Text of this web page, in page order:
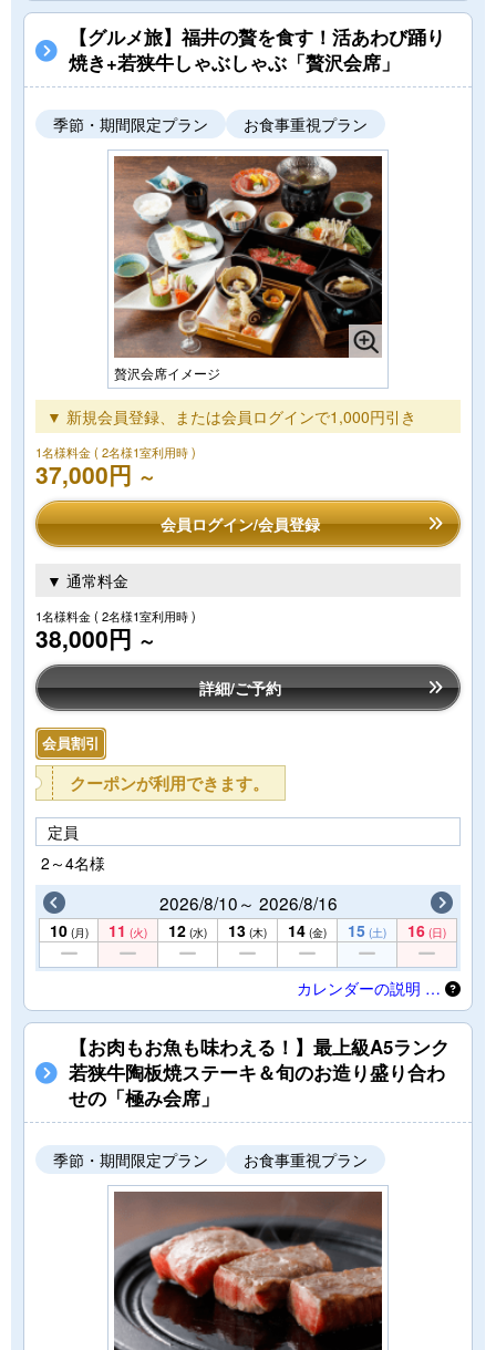
【グルメ旅】福井の贅を食す！活あわび踊り
焼き+若狭牛しゃぶしゃぶ「贅沢会席」
季節・期間限定プラン お食事重視プラン
贅沢会席イメージ
▼ 新規会員登録、または会員ログインで1,000円引き
1名様料金( 2名様1室利用時 )
37,000円 ～
会員ログイン/会員登録
▼ 通常料金
1名様料金( 2名様1室利用時 )
38,000円 ～
詳細/ご予約
会員割引
クーポンが利用できます。
定員
2～4名様
2026/8/10～ 2026/8/16
10 (月) 11 (火) 12 (水) 13 (木) 14 (金) 15 (土) 16 (日)
カレンダーの説明 …
【お肉もお魚も味わえる！】最上級A5ランク
若狭牛陶板焼ステーキ＆旬のお造り盛り合わ
せの「極み会席」
季節・期間限定プラン お食事重視プラン